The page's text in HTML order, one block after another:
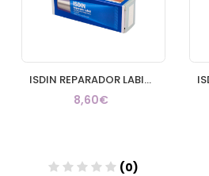
ISDIN REPARADOR LABIAL FLUIDO 1 ENVASE 10 ml
8,60€
(0)